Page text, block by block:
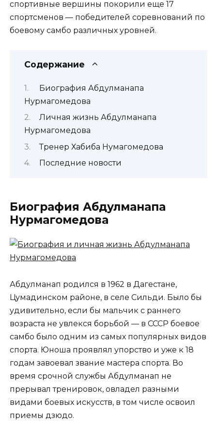
спортивные вершины покорили еще 17
спортсменов — победителей соревнований по
боевому самбо различных уровней.
Содержание
Биография Абдулманапа
Нурмагомедова
Личная жизнь Абдулманапа
Нурмагомедова
Тренер Хабиба Нумагомедова
Последние новости
Биография Абдулманапа
Нурмагомедова
Абдулманап родился в 1962 в Дагестане,
Цумадинском районе, в селе Сильди. Было бы
удивительно, если бы мальчик с раннего
возраста не увлекся борьбой — в СССР боевое
самбо было одним из самых популярных видов
спорта. Юноша проявлял упорство и уже к 18
годам завоевал звание мастера спорта. Во
время срочной службы Абдулманап не
прерывал тренировок, овладел разными
видами боевых искусств, в том числе освоил
приемы дзюдо.